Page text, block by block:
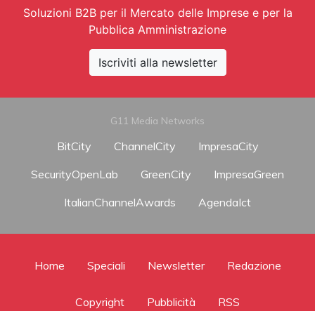
Soluzioni B2B per il Mercato delle Imprese e per la
Pubblica Amministrazione
Iscriviti alla newsletter
G11 Media Networks
BitCity ChannelCity
ImpresaCity
SecurityOpenLab
GreenCity
ImpresaGreen
ItalianChannelAwards
AgendaIct
Home Speciali Newsletter Redazione
Copyright Pubblicità RSS